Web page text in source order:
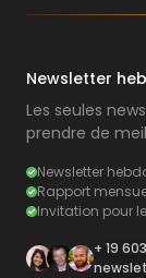
Newsletter
Les seules
prendre de
Newsletter
Rapport
Invitation pour
+ 19